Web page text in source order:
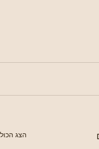
הצג הכול